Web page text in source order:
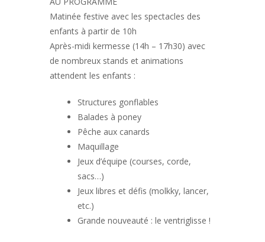
Matinée festive avec les spectacles des
enfants à partir de 10h
Après-midi kermesse (14h – 17h30) avec
de nombreux stands et animations
attendent les enfants :
Structures gonflables
Balades à poney
Pêche aux canards
Maquillage
Jeux d’équipe (courses, corde,
sacs…)
Jeux libres et défis (molkky, lancer,
etc.)
Grande nouveauté : le ventriglisse !